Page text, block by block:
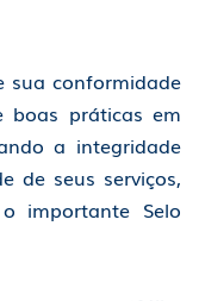
sua conformidade
boas práticas em
a integridade
de seus serviços,
importante Selo